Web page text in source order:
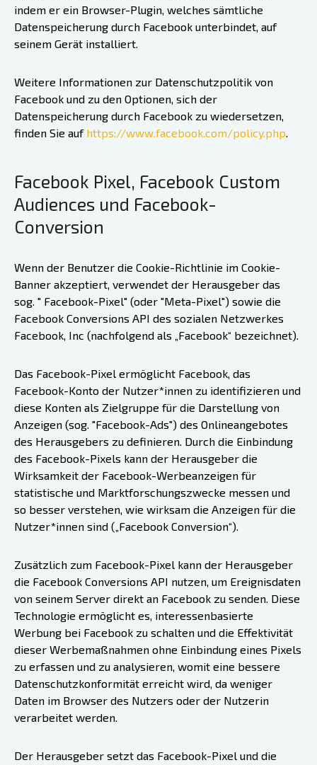
indem er ein Browser-Plugin, welches sämtliche
Datenspeicherung durch Facebook unterbindet, auf
seinem Gerät installiert.
Weitere Informationen zur Datenschutzpolitik von
Facebook und zu den Optionen, sich der
Datenspeicherung durch Facebook zu wiedersetzen,
finden Sie auf https://www.facebook.com/policy.php.
Facebook Pixel, Facebook Custom
Audiences und Facebook-
Conversion
Wenn der Benutzer die Cookie-Richtlinie im Cookie-
Banner akzeptiert, verwendet der Herausgeber das
sog. " Facebook-Pixel" (oder "Meta-Pixel") sowie die
Facebook Conversions API des sozialen Netzwerkes
Facebook, Inc (nachfolgend als „Facebook“ bezeichnet).
Das Facebook-Pixel ermöglicht Facebook, das
Facebook-Konto der Nutzer*innen zu identifizieren und
diese Konten als Zielgruppe für die Darstellung von
Anzeigen (sog. "Facebook-Ads") des Onlineangebotes
des Herausgebers zu definieren. Durch die Einbindung
des Facebook-Pixels kann der Herausgeber die
Wirksamkeit der Facebook-Werbeanzeigen für
statistische und Marktforschungszwecke messen und
so besser verstehen, wie wirksam die Anzeigen für die
Nutzer*innen sind („Facebook Conversion“).
Zusätzlich zum Facebook-Pixel kann der Herausgeber
die Facebook Conversions API nutzen, um Ereignisdaten
von seinem Server direkt an Facebook zu senden. Diese
Technologie ermöglicht es, interessenbasierte
Werbung bei Facebook zu schalten und die Effektivität
dieser Werbemaßnahmen ohne Einbindung eines Pixels
zu erfassen und zu analysieren, womit eine bessere
Datenschutzkonformität erreicht wird, da weniger
Daten im Browser des Nutzers oder der Nutzerin
verarbeitet werden.
Der Herausgeber setzt das Facebook-Pixel und die